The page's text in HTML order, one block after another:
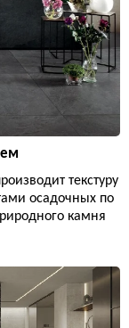
текстуру
осадочных по
камня